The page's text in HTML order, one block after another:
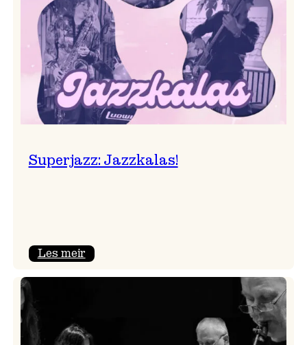
Superjazz: Jazzkalas!
Les meir: